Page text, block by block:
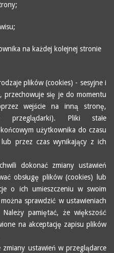
na każdej kolejnej stronie
plików (cookies) - sesyjne i
przechowuje się je do momentu
wejście na inną stronę,
przeglądarki). Pliki stałe
użytkownika do czasu
przez czas wynikający z ich
dokonać zmiany ustawień
obsługę plików (cookies) lub
o ich umieszczeniu w swoim
sprawdzić w ustawieniach
pamiętać, że większość
na akceptację zapisu plików
ustawień w przeglądarce